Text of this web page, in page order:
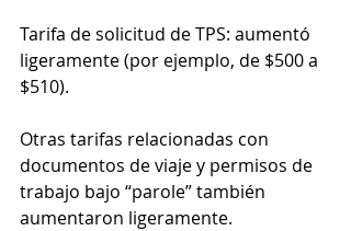
Tarifa de solicitud de TPS: aumentó
ligeramente (por ejemplo, de $500 a
$510).
Otras tarifas relacionadas con
documentos de viaje y permisos de
trabajo bajo “parole” también
aumentaron ligeramente.